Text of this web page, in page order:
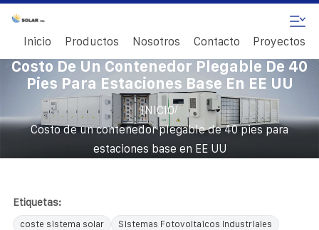
Inicio Productos Nosotros Contacto Proyectos
Costo De Un Contenedor Plegable De 40
Pies Para Estaciones Base En EE UU
INICIO/
Costo de un contenedor plegable de 40 pies para
estaciones base en EE UU
Etiquetas:
coste sistema solar
Sistemas Fotovoltaicos Industriales